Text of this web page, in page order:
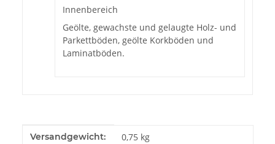
Innenbereich
Geölte, gewachste und gelaugte Holz- und
Parkettböden, geölte Korkböden und
Laminatböden.
Produkteigenschaft
Wert
Versandgewicht: 0,75 kg